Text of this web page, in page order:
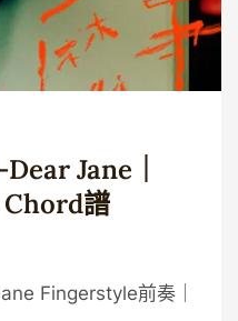
Jane｜
chord譜
Fingerstyle前奏｜